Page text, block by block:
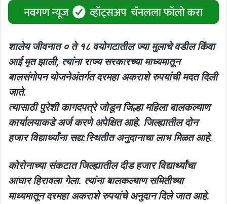
शालेय जीवनात ० ते १८ वयोगटातील ज्या मुलाचे वडील किंवा
आई मृत झाली, त्यांना राज्य सरकारच्या माध्यमातून
बालसंगोपन योजनेअंतर्गत दरमहा अकराशे रुपयांची मदत दिली
जाते.
त्यासाठी पुरेशी कागदपत्रे जोडून जिल्हा महिला बालकल्याण
कार्यालयाकडे अर्ज करणे अपेक्षित आहे. जिल्ह्यातील दोन
हजार विद्यार्थ्यांना सद्य:स्थितीत अनुदानाचा लाभ मिळत आहे.
कोरोनाच्या संकटात जिल्ह्यातील दीड हजार विद्यार्थ्यांचा
आधार हिरावला गेला. त्यांना बालकल्याण समितीच्या
माध्यमातून दरमहा अकराशे रुपयांचे अनुदान दिले जात आहे.